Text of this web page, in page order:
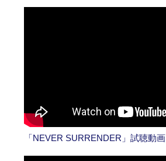
「NEVER SURRENDER」試聴動画